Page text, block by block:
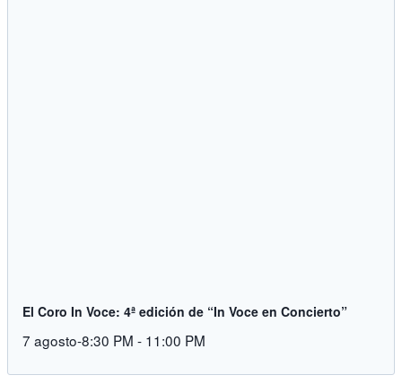
El Coro In Voce: 4ª edición de “In Voce en Concierto”
7 agosto-8:30 PM - 11:00 PM